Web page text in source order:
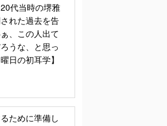
代当時の堺雅
れた過去を告
、この人出て
うな、と思っ
日の初耳学】
るために準備し